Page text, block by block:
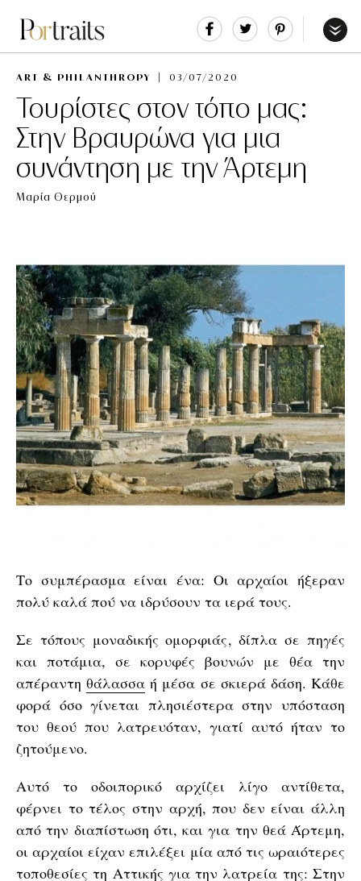
Share Tweet
ART & PHILANTHROPY 03/07/2020
Τουρίστες στον τόπο μας:
Στην Βραυρώνα για μια
συνάντηση με την Άρτεμη
Μαρία Θερμού
Το συμπέρασμα είναι ένα: Οι αρχαίοι ήξεραν
πολύ καλά πού να ιδρύσουν τα ιερά τους.
Σε τόπους μοναδικής ομορφιάς, δίπλα σε πηγές
και ποτάμια, σε κορυφές βουνών με θέα την
απέραντηθάλασσα ή μέσα σε σκιερά δάση. Κάθε
φορά όσο γίνεται πλησιέστερα στην υπόσταση
του θεού που λατρευόταν, γιατί αυτό ήταν το
ζητούμενο.
Αυτό το οδοιπορικό αρχίζει λίγο αντίθετα,
φέρνει το τέλος στην αρχή, που δεν είναι άλλη
από την διαπίστωση ότι, και για την θεά Άρτεμη,
οι αρχαίοι είχαν επιλέξει μία από τις ωραιότερες
τοποθεσίες τη Αττικής για την λατρεία της: Στην